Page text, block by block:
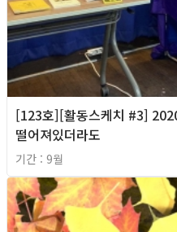
[123호][활동스케치 #3]
떨어져있더라도
기간 : 9월